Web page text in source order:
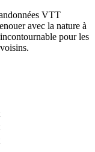
VTT
avec la nature à
pour les